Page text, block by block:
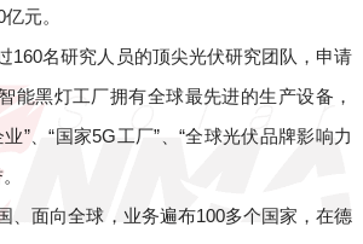
元。
160名研究人员的顶尖光伏研究团队，申请
能黑灯工厂拥有全球最先进的生产设备，
”、“国家5G工厂”、“全球光伏品牌影响力
、面向全球，业务遍布100多个国家，在德